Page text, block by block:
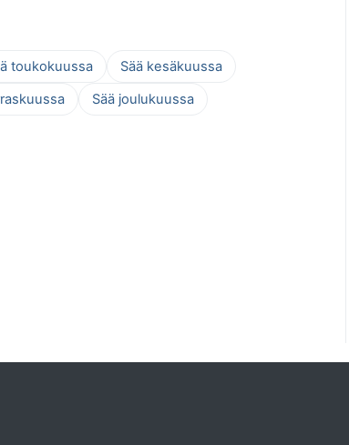
toukokuussa
Sää kesäkuussa
Sää joulukuussa